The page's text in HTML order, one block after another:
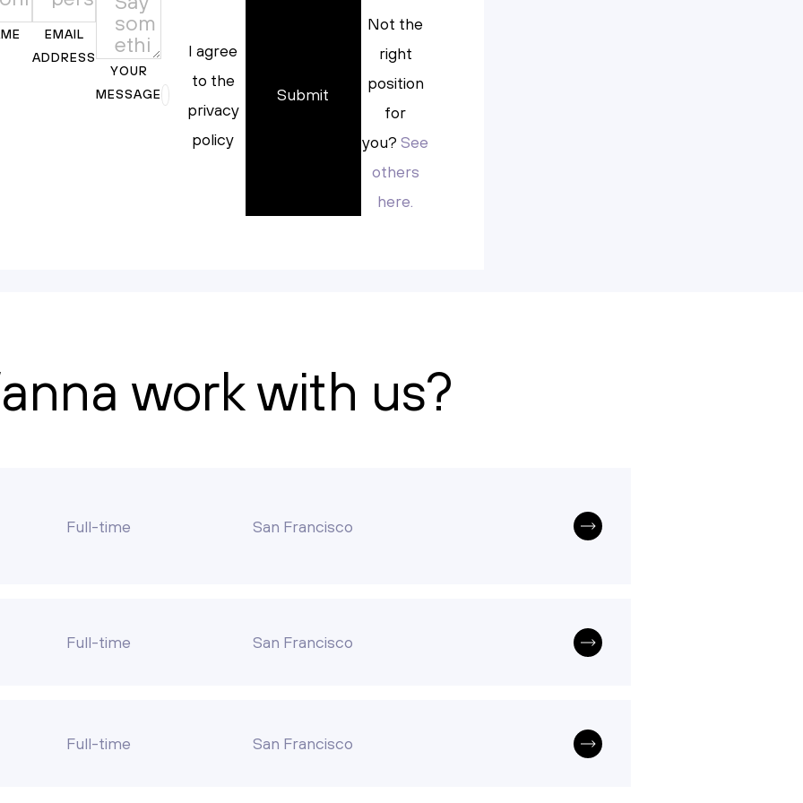
EMAIL
ADDRESS
YOUR
MESSAGE
I agree
to the
privacy
policy
Not the
right
position
for
you?See
others
here.
work with us?
Full-time San Francisco
Full-time San Francisco
Full-time San Francisco